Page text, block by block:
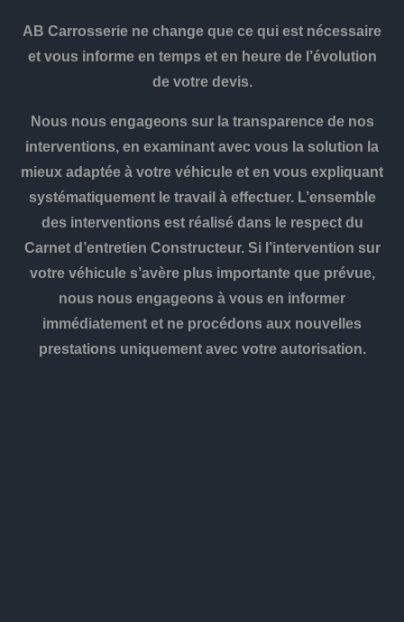
AB Carrosserie ne change que ce qui est nécessaire
et vous informe en temps et en heure de l’évolution
de votre devis.
Nous nous engageons sur la transparence de nos
interventions, en examinant avec vous la solution la
mieux adaptée à votre véhicule et en vous expliquant
systématiquement le travail à effectuer. L’ensemble
des interventions est réalisé dans le respect du
Carnet d’entretien Constructeur. Si l’intervention sur
votre véhicule s’avère plus importante que prévue,
nous nous engageons à vous en informer
immédiatement et ne procédons aux nouvelles
prestations uniquement avec votre autorisation.